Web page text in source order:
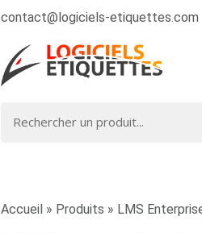
contact@logiciels-etiquettes.com
Accueil » Produits » LMS